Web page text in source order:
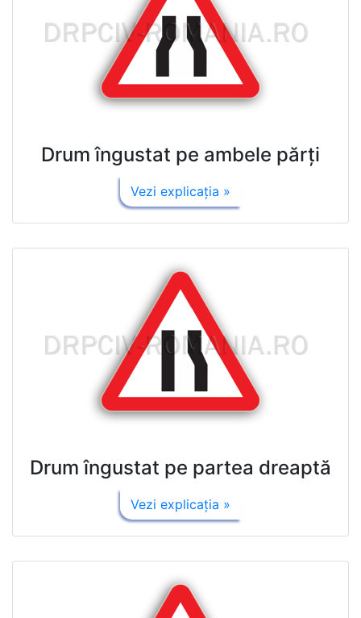
Drum îngustat pe ambele părţi
Vezi explicaţia »
Drum îngustat pe partea dreaptă
Vezi explicaţia »